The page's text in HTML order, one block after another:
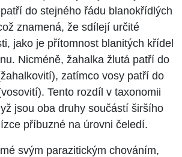
do stejného řádu blanokřídlých
znamená, že sdílejí určité
jako je přítomnost blanitých křídel
Nicméně, žahalka žlutá patří do
zatímco vosy patří do
Tento rozdíl v taxonomii
jsou oba druhy součástí širšího
příbuzné na úrovni čeledí.
svým parazitickým chováním,